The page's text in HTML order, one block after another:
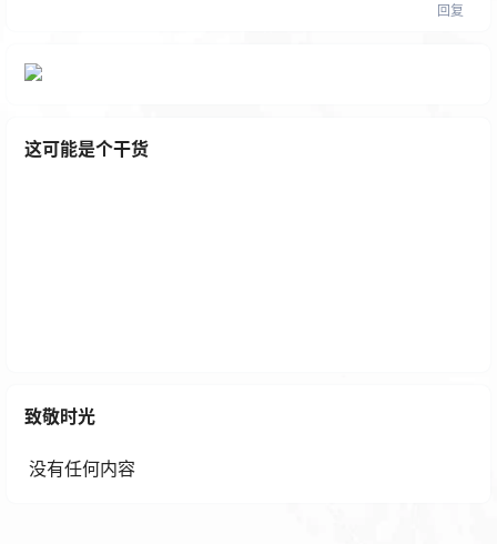
回复
这可能是个干货
致敬时光
没有任何内容